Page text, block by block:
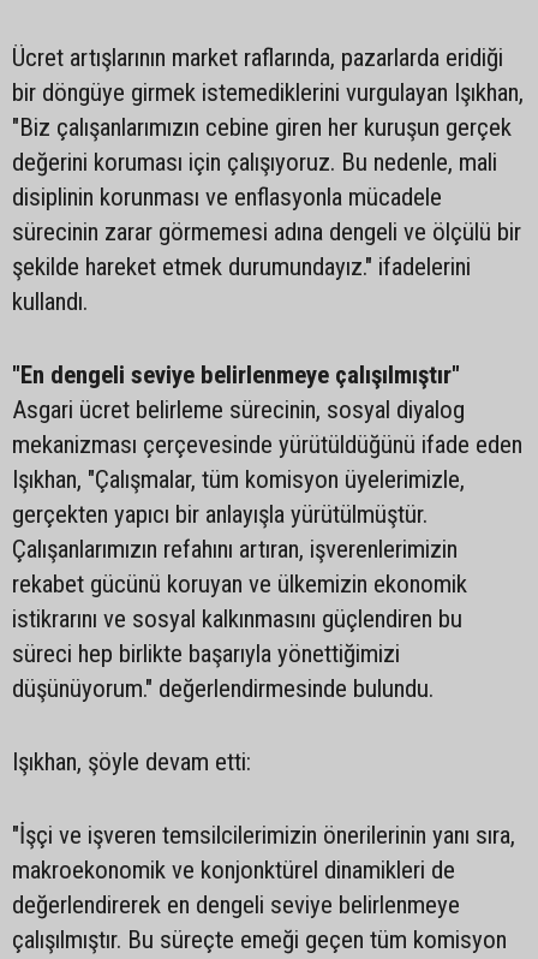
Ücret artışlarının market raflarında, pazarlarda eridiği
bir döngüye girmek istemediklerini vurgulayan Işıkhan,
"Biz çalışanlarımızın cebine giren her kuruşun gerçek
değerini koruması için çalışıyoruz. Bu nedenle, mali
disiplinin korunması ve enflasyonla mücadele
sürecinin zarar görmemesi adına dengeli ve ölçülü bir
şekilde hareket etmek durumundayız." ifadelerini
kullandı.
"En dengeli seviye belirlenmeye çalışılmıştır"
Asgari ücret belirleme sürecinin, sosyal diyalog
mekanizması çerçevesinde yürütüldüğünü ifade eden
Işıkhan, "Çalışmalar, tüm komisyon üyelerimizle,
gerçekten yapıcı bir anlayışla yürütülmüştür.
Çalışanlarımızın refahını artıran, işverenlerimizin
rekabet gücünü koruyan ve ülkemizin ekonomik
istikrarını ve sosyal kalkınmasını güçlendiren bu
süreci hep birlikte başarıyla yönettiğimizi
düşünüyorum." değerlendirmesinde bulundu.
Işıkhan, şöyle devam etti:
"İşçi ve işveren temsilcilerimizin önerilerinin yanı sıra,
makroekonomik ve konjonktürel dinamikleri de
değerlendirerek en dengeli seviye belirlenmeye
çalışılmıştır. Bu süreçte emeği geçen tüm komisyon